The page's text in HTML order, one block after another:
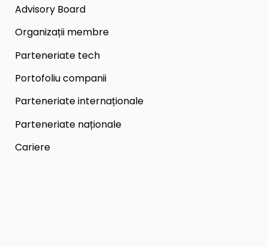
Advisory Board
Organizații membre
Parteneriate tech
Portofoliu companii
Parteneriate internaționale
Parteneriate naționale
Cariere